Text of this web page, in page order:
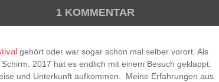
1KOMMENTAR
gehört oder war sogar schon mal selber vorort. Als
2017 hat es endlich mit einem Besuch geklappt.
und Unterkunft aufkommen. Meine Erfahrungen aus